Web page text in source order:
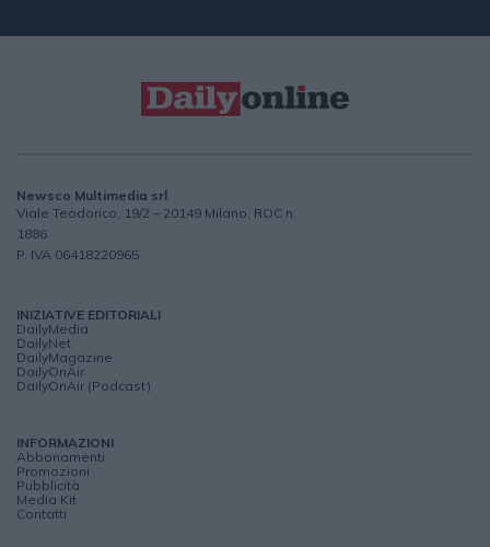
Newsco Multimedia srl
Viale Teodorico, 19/2 – 20149 Milano, ROC n.
1886
P. IVA 06418220965
INIZIATIVE EDITORIALI
DailyMedia
DailyNet
DailyMagazine
DailyOnAir
DailyOnAir (Podcast)
INFORMAZIONI
Abbonamenti
Promozioni
Pubblicità
Media Kit
Contatti